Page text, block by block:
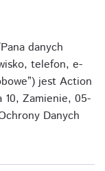
danych
telefon, e-
jest Action
10, Zamienie, 05-
Danych